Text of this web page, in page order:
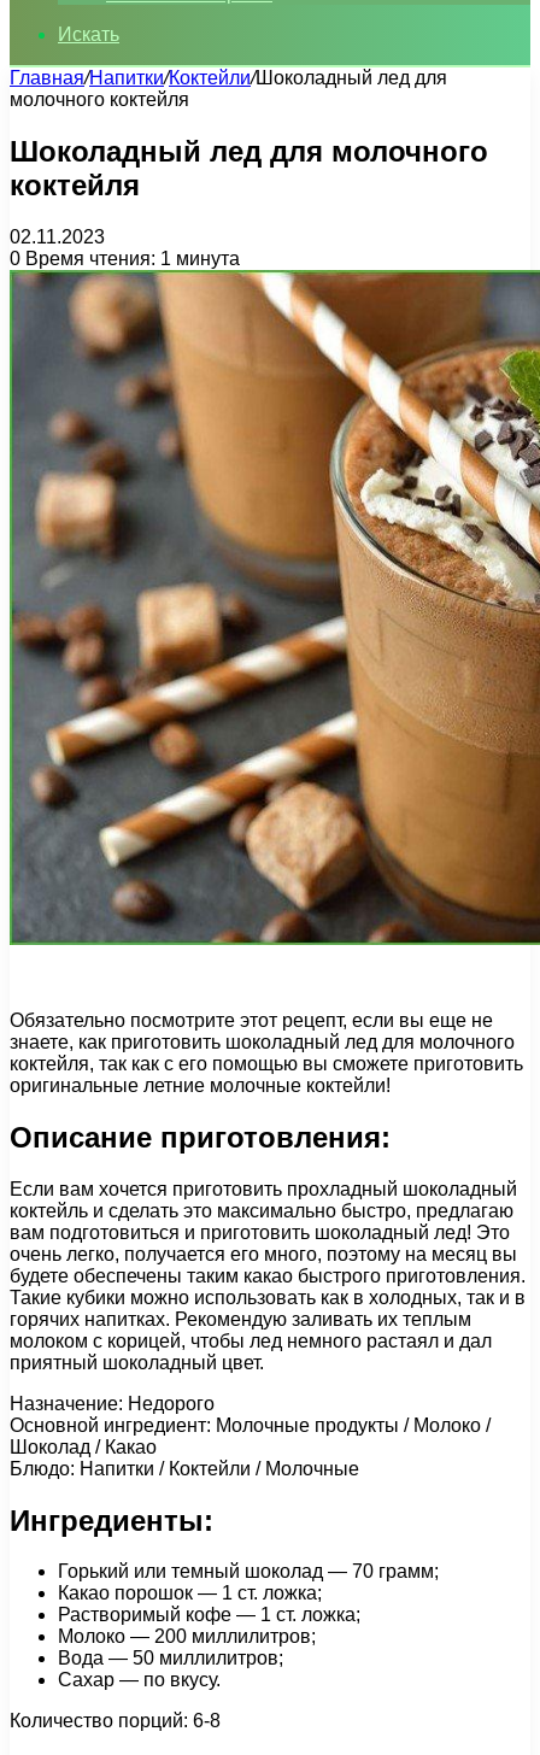
Искать
Главная/Напитки/Коктейли/Шоколадный лед для
молочного коктейля
Шоколадный лед для молочного
коктейля
02.11.2023
0 Время чтения: 1 минута
Обязательно посмотрите этот рецепт, если вы еще не
знаете, как приготовить шоколадный лед для молочного
коктейля, так как с его помощью вы сможете приготовить
оригинальные летние молочные коктейли!
Описание приготовления:
Если вам хочется приготовить прохладный шоколадный
коктейль и сделать это максимально быстро, предлагаю
вам подготовиться и приготовить шоколадный лед! Это
очень легко, получается его много, поэтому на месяц вы
будете обеспечены таким какао быстрого приготовления.
Такие кубики можно использовать как в холодных, так и в
горячих напитках. Рекомендую заливать их теплым
молоком с корицей, чтобы лед немного растаял и дал
приятный шоколадный цвет.
Назначение: Недорого
Основной ингредиент: Молочные продукты / Молоко /
Шоколад / Какао
Блюдо: Напитки / Коктейли / Молочные
Ингредиенты:
Горький или темный шоколад — 70 грамм;
Какао порошок — 1 ст. ложка;
Растворимый кофе — 1 ст. ложка;
Молоко — 200 миллилитров;
Вода — 50 миллилитров;
Сахар — по вкусу.
Количество порций: 6-8